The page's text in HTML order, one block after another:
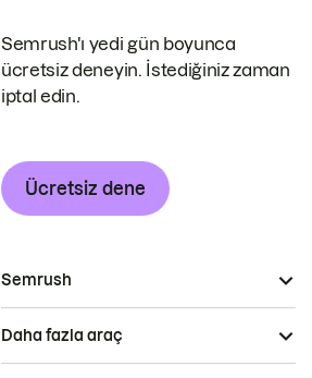
Semrush'ı yedi gün boyunca
ücretsiz deneyin. İstediğiniz zaman
iptal edin.
Ücretsiz dene
Semrush
Daha fazla araç